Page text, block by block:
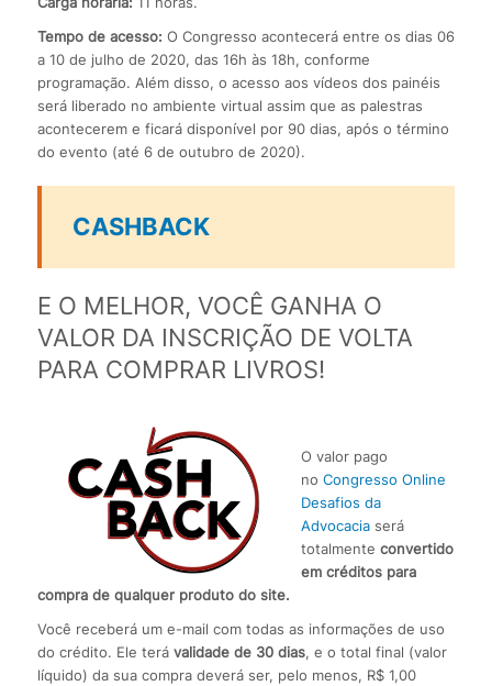
Tempo de acesso: O Congresso acontecerá entre os dias 06
a 10 de julho de 2020, das 16h às 18h, conforme
programação. Além disso, o acesso aos vídeos dos painéis
será liberado no ambiente virtual assim que as palestras
acontecerem e ficará disponível por 90 dias, após o término
do evento (até 6 de outubro de 2020).
CASHBACK
E O MELHOR, VOCÊ GANHA O
VALOR DA INSCRIÇÃO DE VOLTA
PARA COMPRAR LIVROS!
O valor pago
no Congresso Online
Desafios da
Advocaciaserá
totalmente convertido
em créditos para
compra de qualquer produto do site.
Você receberá um e-mail com todas as informações de uso
do crédito. Ele terá validade de 30 dias, e o total final (valor
líquido) da sua compra deverá ser, pelo menos, R$ 1,00